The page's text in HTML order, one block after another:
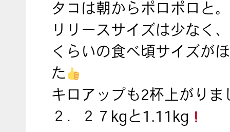
タコは朝からポロポロと
リリースサイズは少なく
くらいの食べ頃サイズが
た
キロアップも2杯上がりま
２．２７kgと1.11kg